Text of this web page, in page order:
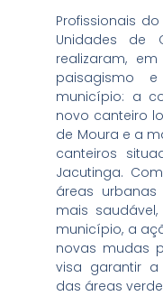
Profissionais
Unidades de
realizaram,
paisagismo
município: a
novo canteiro
de Moura e a
canteiros
Jacutinga.
áreas
mais
município, a
novas mudas
visa garantir
das áreas